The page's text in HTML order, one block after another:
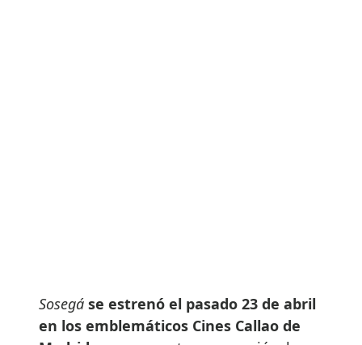
Sosegá se estrenó el pasado 23 de abril
en los emblemáticos Cines Callao de